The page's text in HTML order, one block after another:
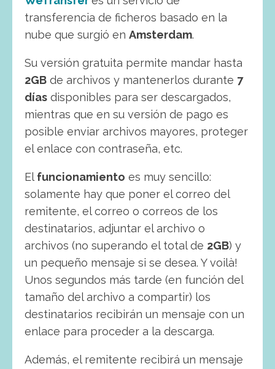
transferencia de ficheros basado en la
nube que surgió en Amsterdam.
Su versión gratuita permite mandar hasta
2GB de archivos y mantenerlos durante 7
días disponibles para ser descargados,
mientras que en su versión de pago es
posible enviar archivos mayores, proteger
el enlace con contraseña, etc.
El funcionamiento es muy sencillo:
solamente hay que poner el correo del
remitente, el correo o correos de los
destinatarios, adjuntar el archivo o
archivos (no superando el total de 2GB) y
un pequeño mensaje si se desea. Y voilà!
Unos segundos más tarde (en función del
tamaño del archivo a compartir) los
destinatarios recibirán un mensaje con un
enlace para proceder a la descarga.
Además, el remitente recibirá un mensaje